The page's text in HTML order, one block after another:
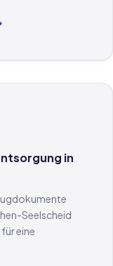
in
Seelscheid
eine